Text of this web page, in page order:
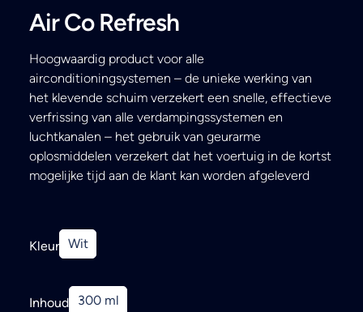
Air Co Refresh
Hoogwaardig product voor alle
airconditioningsystemen – de unieke werking van
het klevende schuim verzekert een snelle, effectieve
verfrissing van alle verdampingssystemen en
luchtkanalen – het gebruik van geurarme
oplosmiddelen verzekert dat het voertuig in de kortst
mogelijke tijd aan de klant kan worden afgeleverd
Kleur Wit
Inhoud 300 ml